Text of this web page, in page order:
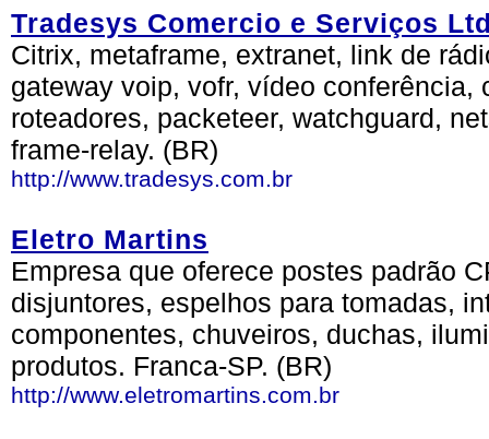
Tradesys Comercio e Serviços
Citrix, metaframe, extranet, link de
gateway voip, vofr, vídeo
roteadores, packeteer, watchguard,
frame-relay. (BR)
http://www.tradesys.com.br
Eletro Martins
Empresa que oferece postes padrão
disjuntores, espelhos para tomadas,
componentes, chuveiros, duchas,
produtos. Franca-SP. (BR)
http://www.eletromartins.com.br